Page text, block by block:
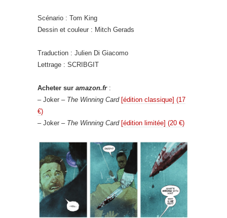
Scénario : Tom King
Dessin et couleur : Mitch Gerads
Traduction : Julien Di Giacomo
Lettrage : SCRIBGIT
Acheter sur amazon.fr:
– Joker – The Winning Card [édition classique] (17
€)
– Joker – The Winning Card [édition limitée] (20 €)